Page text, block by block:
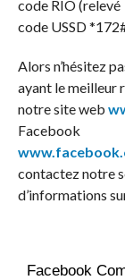
code RIO
code USSD
Alors n’hésitez
ayant le meilleur
notre site web
Facebook
contactez notre
d’informations
Facebook